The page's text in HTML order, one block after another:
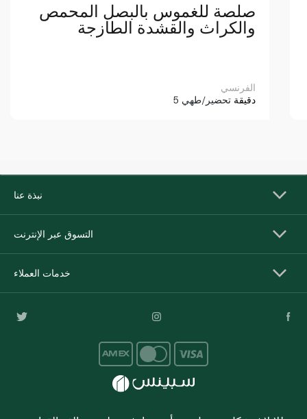
صلصة للغموس بالبصل المحمص
والكراث والقشدة الطازجة
الفرنسي
5 دقيقة تحضير/طهي
نبذة عنا
التسوق عبر الإنترنت
خدمات العملاء